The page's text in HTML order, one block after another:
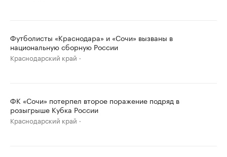
Футболисты «Краснодара» и «Сочи» вызваны в
национальную сборную России
Краснодарский край
ФК «Сочи» потерпел второе поражение подряд в
розыгрыше Кубка России
Краснодарский край